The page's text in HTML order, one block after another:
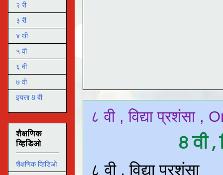
८ वी , विद्या प्रशंसा ,
८ वी ,
२ री
३ री
४ थी
५ वी
६ वी
७ वी
इयत्ता 8 वी
शैक्षणिक
व्हिडिओ
शैक्षणिक व्हिडिओ